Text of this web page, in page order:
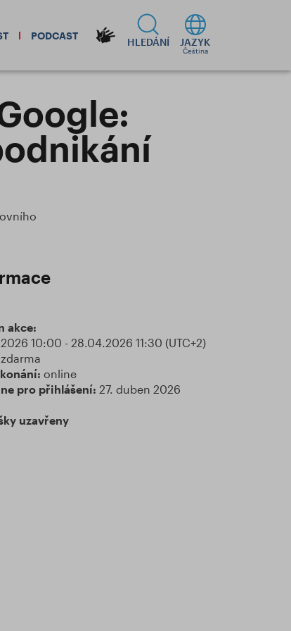
PODCAST
HLEDÁNÍ JAZYK
Čeština
akce:
10:00 - 28.04.2026 11:30 (UTC+2)
zdarma
online
pro přihlášení: 27. duben 2026
uzavřeny